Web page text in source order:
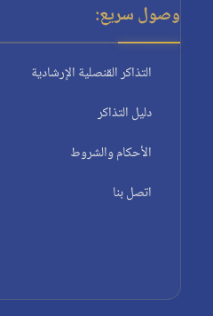
وصول سريع:
التذاكر القنصلية الإرشادية
دليل التذاكر
الأحكام والشروط
اتصل بنا